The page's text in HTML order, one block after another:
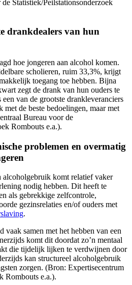
Statistiek/Peilstationsonderzoek
drankdealers van hun
hoe jongeren aan alcohol komen.
scholieren, ruim 33,3%, krijgt
toegang toe hebben. Bijna
zegt de drank van hun ouders te
van de grootste drankleveranciers
de beste bedoelingen, maar met
Bureau voor de
Rombouts e.a.).
problemen en overmatig
komt relatief vaker
nodig hebben. Dit heeft te
als gebrekkige zelfcontrole,
gezinsrelaties en/of ouders met
.
vaak samen met het hebben van een
komt dit doordat zo’n mentaal
die tijdelijk lijken te verdwijnen door
kan structureel alcoholgebruik
zorgen. (Bron: Expertisecentrum
Rombouts e.a.).